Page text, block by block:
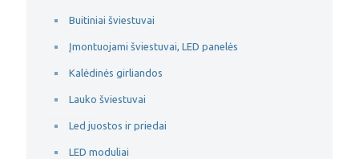
Buitiniai šviestuvai
Įmontuojami šviestuvai, LED panelės
Kalėdinės girliandos
Lauko šviestuvai
Led juostos ir priedai
LED moduliai